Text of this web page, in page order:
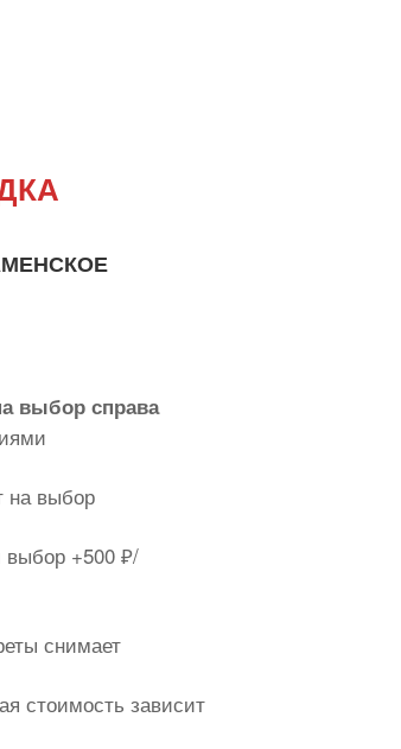
выбор справа
на выбор
+500 ₽/
снимает
стоимость зависит